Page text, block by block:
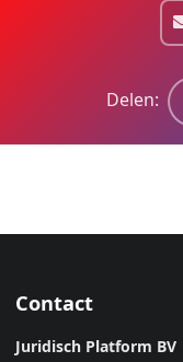
Delen:
Contact
Juridisch Platform BV